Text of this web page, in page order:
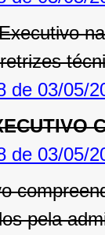
de 03/05/
de 03/05/
pela